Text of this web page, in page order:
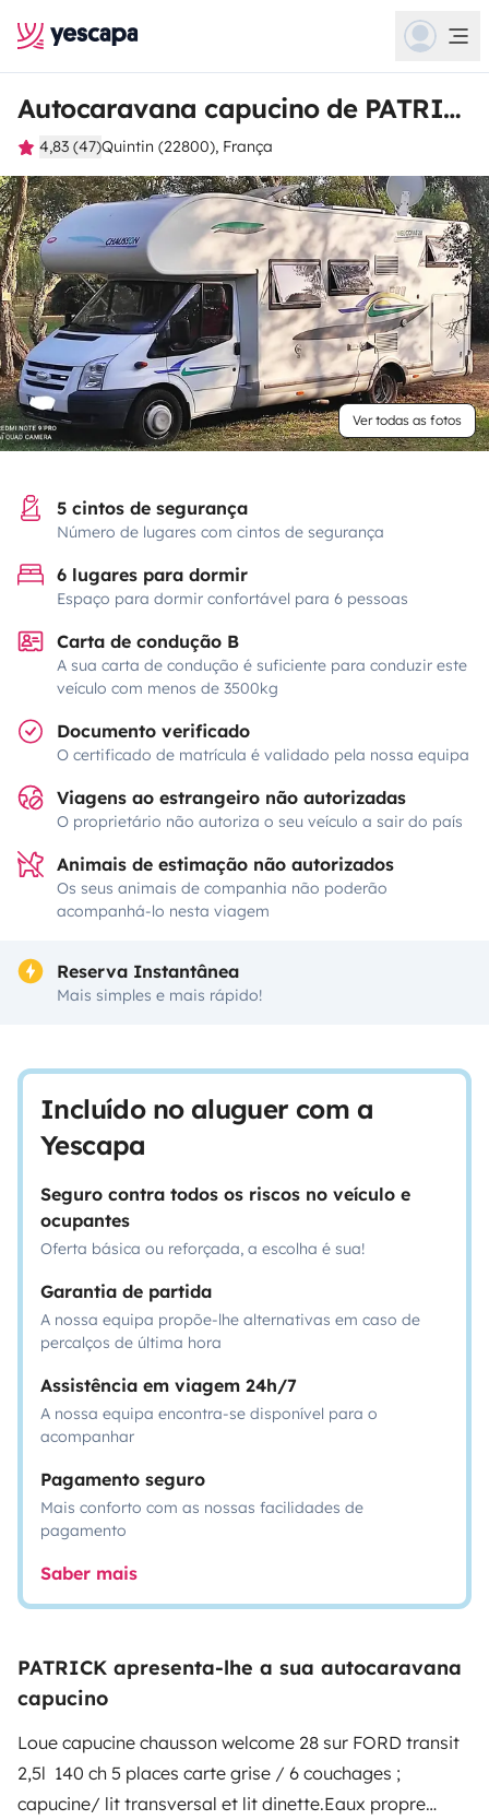
Autocaravana capucino de PATRICK
4,83 (47)Quintin (22800), França
Ver todas as fotos
5 cintos de segurança
Número de lugares com cintos de segurança
6 lugares para dormir
Espaço para dormir confortável para 6 pessoas
Carta de condução B
A sua carta de condução é suficiente para conduzir este
veículo com menos de 3500kg
Documento verificado
O certificado de matrícula é validado pela nossa equipa
Viagens ao estrangeiro não autorizadas
O proprietário não autoriza o seu veículo a sair do país
Animais de estimação não autorizados
Os seus animais de companhia não poderão
acompanhá-lo nesta viagem
Reserva Instantânea
Mais simples e mais rápido!
Incluído no aluguer com a
Yescapa
Seguro contra todos os riscos no veículo e
ocupantes
Oferta básica ou reforçada, a escolha é sua!
Garantia de partida
A nossa equipa propõe-lhe alternativas em caso de
percalços de última hora
Assistência em viagem 24h/7
A nossa equipa encontra-se disponível para o
acompanhar
Pagamento seguro
Mais conforto com as nossas facilidades de
pagamento
Saber mais
PATRICK apresenta-lhe a sua autocaravana
capucino
Loue capucine chausson welcome 28 sur FORD transit
2,5l 140 ch 5 places carte grise / 6 couchages ;
capucine/ lit transversal et lit dinette.Eaux propre